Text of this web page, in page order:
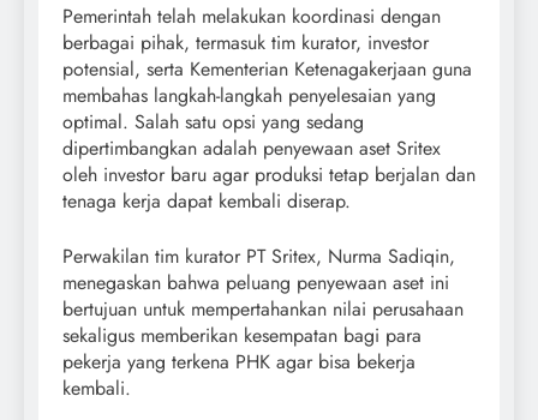
Pemerintah telah melakukan koordinasi dengan
berbagai pihak, termasuk tim kurator, investor
potensial, serta Kementerian Ketenagakerjaan guna
membahas langkah-langkah penyelesaian yang
optimal. Salah satu opsi yang sedang
dipertimbangkan adalah penyewaan aset Sritex
oleh investor baru agar produksi tetap berjalan dan
tenaga kerja dapat kembali diserap.
Perwakilan tim kurator PT Sritex, Nurma Sadiqin,
menegaskan bahwa peluang penyewaan aset ini
bertujuan untuk mempertahankan nilai perusahaan
sekaligus memberikan kesempatan bagi para
pekerja yang terkena PHK agar bisa bekerja
kembali.